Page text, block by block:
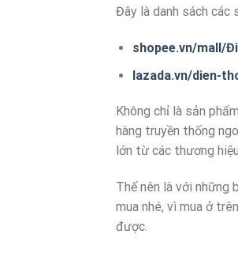
Đây là danh sách các
shopee.vn/mall/
lazada.vn/dien-
Không chỉ là sản
hàng truyền thống
lớn từ các thương
Thế nên là với những
mua nhé, vì mua ở
được.